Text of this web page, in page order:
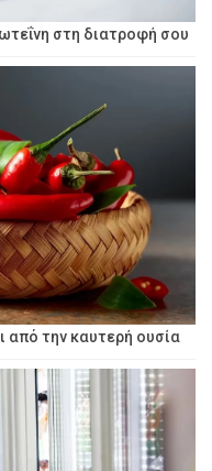
στη διατροφή σου
από την καυτερή ουσία